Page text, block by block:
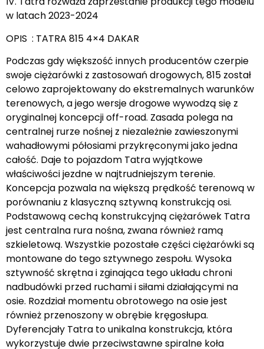
w latach 2023-2024
OPIS : TATRA 815 4×4 DAKAR
Podczas gdy większość innych producentów czerpie
swoje ciężarówki z zastosowań drogowych, 815 został
celowo zaprojektowany do ekstremalnych warunków
terenowych, a jego wersje drogowe wywodzą się z
oryginalnej koncepcji off-road. Zasada polega na
centralnej rurze nośnej z niezależnie zawieszonymi
wahadłowymi półosiami przykręconymi jako jedna
całość. Daje to pojazdom Tatra wyjątkowe
właściwości jezdne w najtrudniejszym terenie.
Koncepcja pozwala na większą prędkość terenową w
porównaniu z klasyczną sztywną konstrukcją osi.
Podstawową cechą konstrukcyjną ciężarówek Tatra
jest centralna rura nośna, zwana również ramą
szkieletową. Wszystkie pozostałe części ciężarówki są
montowane do tego sztywnego zespołu. Wysoka
sztywność skrętna i zginająca tego układu chroni
nadbudówki przed ruchami i siłami działającymi na
osie. Rozdział momentu obrotowego na osie jest
również przenoszony w obrębie kręgosłupa.
Dyferencjały Tatra to unikalna konstrukcja, która
wykorzystuje dwie przeciwstawne spiralne koła